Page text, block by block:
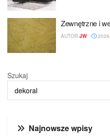
Zewnętrzne i
AUTOR JW
Szukaj
Najnowsze wpisy